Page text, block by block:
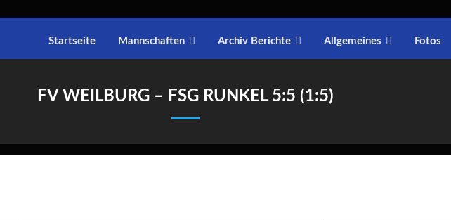
Startseite Mannschaften Archiv Berichte Allgemeines Fotos
FV WEILBURG – FSG RUNKEL 5:5 (1:5)